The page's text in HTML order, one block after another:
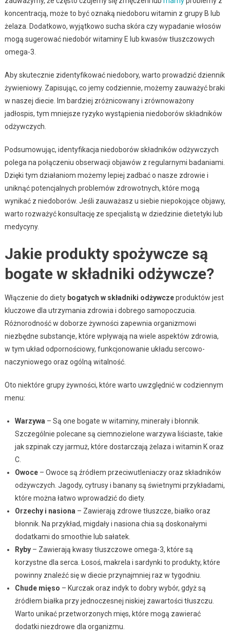
koncentracją, może to być oznaką niedoboru witamin z grupy B lub
żelaza. Dodatkowo, wyjątkowo sucha skóra czy wypadanie włosów
mogą sugerować niedobór witaminy E lub kwasów tłuszczowych
omega-3.
Aby skutecznie zidentyfikować niedobory, warto prowadzić dziennik
żywieniowy. Zapisując, co jemy codziennie, możemy zauważyć braki
w naszej diecie. Im bardziej zróżnicowany i zrównoważony
jadłospis, tym mniejsze ryzyko wystąpienia niedoborów składników
odżywczych.
Podsumowując, identyfikacja niedoborów składników odżywczych
polega na połączeniu obserwacji objawów z regularnymi badaniami.
Dzięki tym działaniom możemy lepiej zadbać o nasze zdrowie i
uniknąć potencjalnych problemów zdrowotnych, które mogą
wynikać z niedoborów. Jeśli zauważasz u siebie niepokojące objawy,
warto rozważyć konsultację ze specjalistą w dziedzinie dietetyki lub
medycyny.
Jakie produkty spożywcze są
bogate w składniki odżywcze?
Włączenie do diety bogatych w składniki odżywczeproduktów jest
kluczowe dla utrzymania zdrowia i dobrego samopoczucia.
Różnorodność w doborze żywności zapewnia organizmowi
niezbędne substancje, które wpływają na wiele aspektów zdrowia,
w tym układ odpornościowy, funkcjonowanie układu sercowo-
naczyniowego oraz ogólną witalność.
Oto niektóre grupy żywności, które warto uwzględnić w codziennym
menu:
Warzywa – Są one bogate w witaminy, minerały i błonnik.
Szczególnie polecane są ciemnozielone warzywa liściaste, takie
jak szpinak czy jarmuż, które dostarczają żelaza i witamin K oraz
C.
Owoce– Owoce są źródłem przeciwutleniaczy oraz składników
odżywczych. Jagody, cytrusy i banany są świetnymi przykładami,
które można łatwo wprowadzić do diety.
Orzechy i nasiona – Zawierają zdrowe tłuszcze, białko oraz
błonnik. Na przykład, migdały i nasiona chia są doskonałymi
dodatkami do smoothie lub sałatek.
Ryby– Zawierają kwasy tłuszczowe omega-3, które są
korzystne dla serca. Łosoś, makrela i sardynki to produkty, które
powinny znaleźć się w diecie przynajmniej raz w tygodniu.
Chude mięso – Kurczak oraz indyk to dobry wybór, gdyż są
źródłem białka przy jednoczesnej niskiej zawartości tłuszczu.
Warto unikać przetworzonych mięs, które mogą zawierać
dodatki niezdrowe dla organizmu.